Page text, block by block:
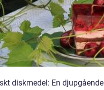
diskmedel: En